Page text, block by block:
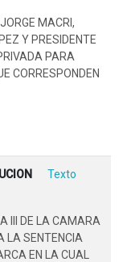
MACRI,
Y PRESIDENTE
PARA
CORRESPONDEN
Texto
III DE LA CAMARA
LA SENTENCIA
EN LA CUAL